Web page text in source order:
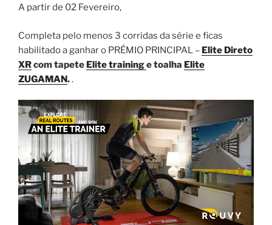
A partir de 02 Fevereiro,
Completa pelo menos 3 corridas da série e ficas
habilitado a ganhar o PRÉMIO PRINCIPAL – Elite Direto
XRcom tapete Elite traininge toalha Elite
ZUGAMAN..